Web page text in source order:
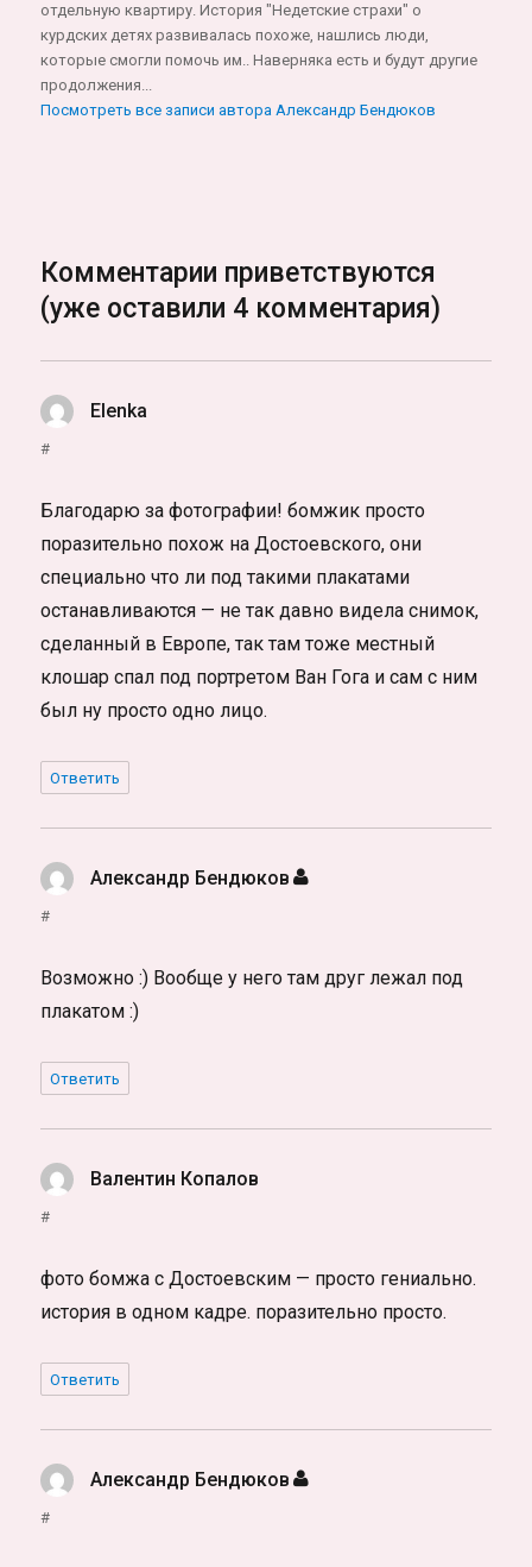
отдельную квартиру. История "Недетские страхи" о
курдских детях развивалась похоже, нашлись люди,
которые смогли помочь им.. Наверняка есть и будут другие
продолжения...
Посмотреть все записи автора Александр Бендюков
Комментарии приветствуются
(уже оставили 4 комментария)
Elenka
#
Благодарю за фотографии! бомжик просто
поразительно похож на Достоевского, они
специально что ли под такими плакатами
останавливаются — не так давно видела снимок,
сделанный в Европе, так там тоже местный
клошар спал под портретом Ван Гога и сам с ним
был ну просто одно лицо.
Ответить
Александр Бендюков :
#
Возможно :) Вообще у него там друг лежал под
плакатом :)
Ответить
Валентин Копалов
#
фото бомжа с Достоевским — просто гениально.
история в одном кадре. поразительно просто.
Ответить
Александр Бендюков :
#